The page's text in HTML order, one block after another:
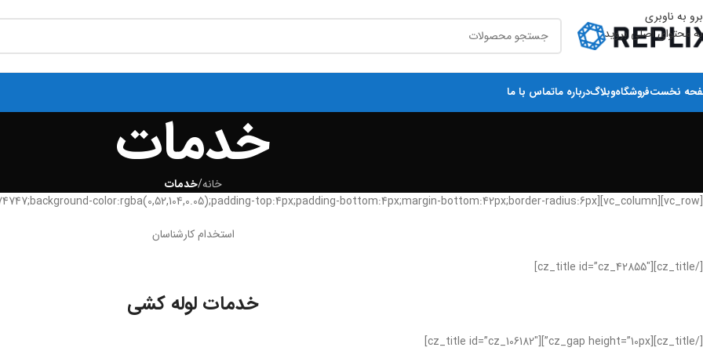
برو به ناوبری
به محتوای اصلی بروید
نخستفروشگاهوبلاگدرباره ماتماس با ما
خدمات
خانه/خدمات
[vc_row][vc_column][cz_title id=”cz_40111″ sk_overall=”font-size:14px;color:#474747;background-color:rgba(0,52,104,0.05);padding-top:4px;padding-bottom:4px;margin-bottom:42px;border-radius:6px;”]
استخدام کارشناسان
[/cz_title][cz_title id=”cz_42855″]
خدمات لوله کشی
[/cz_title][cz_gap height=”10px”][cz_title id=”cz_106182″]